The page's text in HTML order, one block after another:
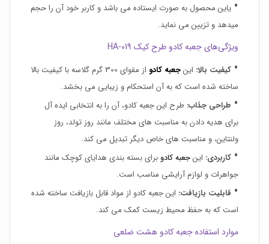
یاین محصول به صورت ایستاده می باشد و کاربر خود آن را حجم
میدهد و تزیین می نماید.
ویژگی‌های جعبه کادو طرح کیک HA-019
کیفیت بالا: اینجعبه کادو
از مقوای 300 گرم گلاسه با کیفیت بالا
ساخته شده است که به آن استحکام و زیبایی می بخشد.
طراحی جذاب: طرح این جعبه کادو، آن را به انتخابی ایده آل
برای هدیه دادن به مناسبت های مختلف مانند روز تولد، روز
ولنتاین، و مناسبت های خاص دیگر تبدیل می کند.
کاربردی: اینجعبه کادو برای بسته بندی هدایای کوچک مانند
جواهرات و لوازم آرایشی مناسب است.
قابلیت بازیافت: این جعبه کادو از مواد قابل بازیافت ساخته شده
است که به حفظ محیط زیست کمک می کند.
موارد استفاده جعبه کادو هشت ضلعی